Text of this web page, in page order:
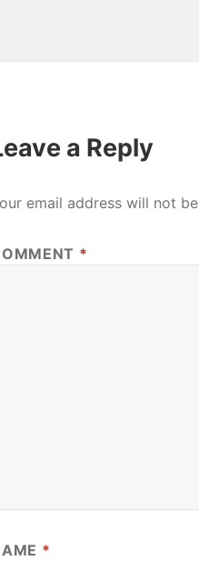
a Reply
email address will not
*
*